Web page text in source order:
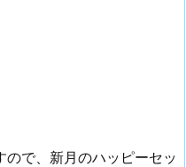
で、新月のハッピーセッ